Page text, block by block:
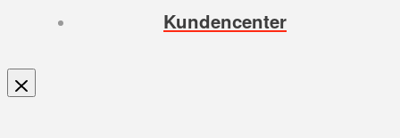
Kundencenter